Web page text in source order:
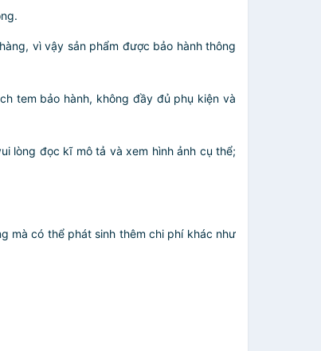
vì vậy sản phẩm được bảo hành thông
tem bảo hành, không đầy đủ phụ kiện và
lòng đọc kĩ mô tả và xem hình ảnh cụ thể;
mà có thể phát sinh thêm chi phí khác như